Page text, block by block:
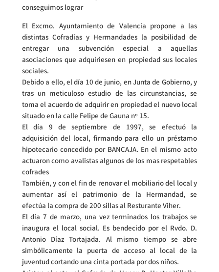
conseguimos lograr
El Excmo. Ayuntamiento de Valencia propone a las
distintas Cofradías y Hermandades la posibilidad de
entregar una subvención especial a aquellas
asociaciones que adquiriesen en propiedad sus locales
sociales.
Debido a ello, el día 10 de junio, en Junta de Gobierno, y
tras un meticuloso estudio de las circunstancias, se
toma el acuerdo de adquirir en propiedad el nuevo local
situado en la calle Felipe de Gauna nº 15.
El día 9 de septiembre de 1997, se efectuó la
adquisición del local, firmando para ello un préstamo
hipotecario concedido por BANCAJA. En el mismo acto
actuaron como avalistas algunos de los mas respetables
cofrades
También, y con el fin de renovar el mobiliario del local y
aumentar así el patrimonio de la Hermandad, se
efectúa la compra de 200 sillas al Resturante Viher.
El día 7 de marzo, una vez terminados los trabajos se
inaugura el local social. Es bendecido por el Rvdo. D.
Antonio Díaz Tortajada. Al mismo tiempo se abre
simbólicamente la puerta de acceso al local de la
juventud cortando una cinta portada por dos niños.